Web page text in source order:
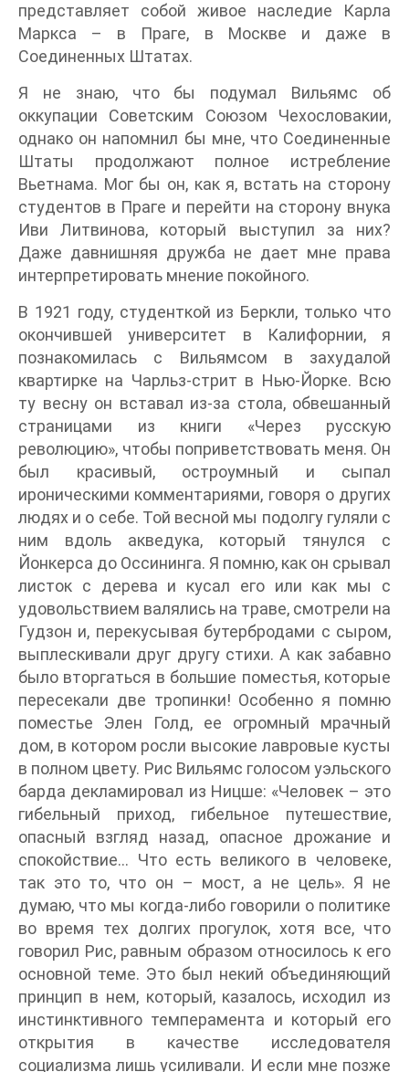
представляет собой живое наследие Карла
Маркса – в Праге, в Москве и даже в
Соединенных Штатах.
Я не знаю, что бы подумал Вильямс об
оккупации Советским Союзом Чехословакии,
однако он напомнил бы мне, что Соединенные
Штаты продолжают полное истребление
Вьетнама. Мог бы он, как я, встать на сторону
студентов в Праге и перейти на сторону внука
Иви Литвинова, который выступил за них?
Даже давнишняя дружба не дает мне права
интерпретировать мнение покойного.
В 1921 году, студенткой из Беркли, только что
окончившей университет в Калифорнии, я
познакомилась с Вильямсом в захудалой
квартирке на Чарльз-стрит в Нью-Йорке. Всю
ту весну он вставал из-за стола, обвешанный
страницами из книги «Через русскую
революцию», чтобы поприветствовать меня. Он
был красивый, остроумный и сыпал
ироническими комментариями, говоря о других
людях и о себе. Той весной мы подолгу гуляли с
ним вдоль акведука, который тянулся с
Йонкерса до Оссининга. Я помню, как он срывал
листок с дерева и кусал его или как мы с
удовольствием валялись на траве, смотрели на
Гудзон и, перекусывая бутербродами с сыром,
выплескивали друг другу стихи. А как забавно
было вторгаться в большие поместья, которые
пересекали две тропинки! Особенно я помню
поместье Элен Голд, ее огромный мрачный
дом, в котором росли высокие лавровые кусты
в полном цвету. Рис Вильямс голосом уэльского
барда декламировал из Ницше: «Человек – это
гибельный приход, гибельное путешествие,
опасный взгляд назад, опасное дрожание и
спокойствие… Что есть великого в человеке,
так это то, что он – мост, а не цель». Я не
думаю, что мы когда-либо говорили о политике
во время тех долгих прогулок, хотя все, что
говорил Рис, равным образом относилось к его
основной теме. Это был некий объединяющий
принцип в нем, который, казалось, исходил из
инстинктивного темперамента и который его
открытия в качестве исследователя
социализма лишь усиливали. И если мне позже